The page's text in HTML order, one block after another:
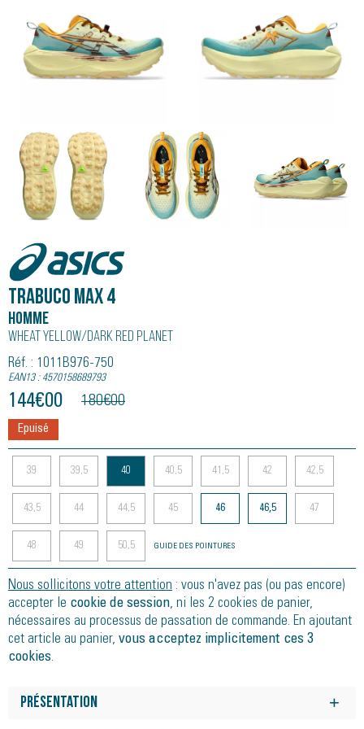
Asics
Trabuco Max 4
Homme
Wheat Yellow/Dark Red Planet
Réf. : 1011B976-750
EAN13 : 4570158689793
144€00 180€00
Epuisé
39 39,5 40 40,5 41,5 42 42,5
43,5 44 44,5 45 46 46,5 47
48 49 50,5 GUIDE DES POINTURES
Nous sollicitons votre attention : vous n'avez pas (ou pas encore)
accepter le cookie de session, ni les 2 cookies de panier,
nécessaires au processus de passation de commande. En ajoutant
cet article au panier, vous acceptez implicitement ces 3
cookies.
Présentation